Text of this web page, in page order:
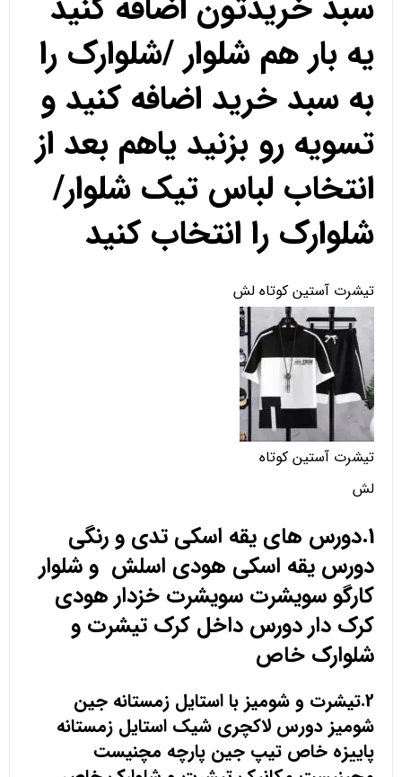
یه بار هم شلوار /شلوارک را
به سبد خرید اضافه کنید و
تسویه رو بزنید یاهم بعد از
انتخاب لباس تیک شلوار/
شلوارک را انتخاب کنید
تیشرت آستین کوتاه لش
تیشرت آستین کوتاه
لش
1.دورس های یقه اسکی تدی و رنگی
دورس یقه اسکی هودی اسلش و شلوار
کارگو سویشرت سویشرت خزدار هودی
کرک دار دورس داخل کرک تیشرت و
شلوارک خاص
2.تیشرت و شومیز با استایل زمستانه جین
شومیز دورس لاکچری شیک استایل زمستانه
پاییزه خاص تیپ جین پارچه مچنیست